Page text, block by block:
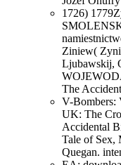
1726)
Ziniew(
Ljubawskij,
The
V-Bombers:
UK: The
Accidental
Tale of Sex,
Quegan.